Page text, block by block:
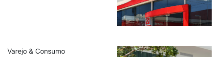
Varejo & Consumo